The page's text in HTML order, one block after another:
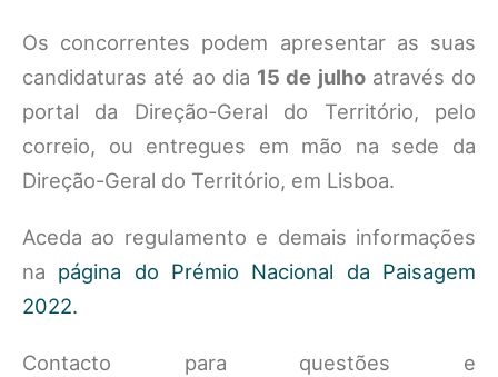
Os concorrentes podem apresentar as suas
candidaturas até ao dia 15 de julhoatravés do
portal da Direção-Geral do Território, pelo
correio, ou entregues em mão na sede da
Direção-Geral do Território, em Lisboa.
Aceda ao regulamento e demais informações
na página do Prémio Nacional da Paisagem
2022.
Contacto para questões e